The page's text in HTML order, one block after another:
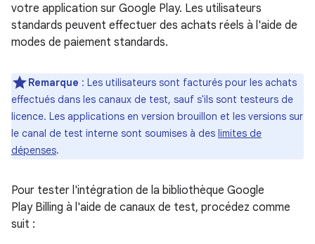
votre application sur Google Play. Les utilisateurs
standards peuvent effectuer des achats réels à l'aide de
modes de paiement standards.
Remarque : Les utilisateurs sont facturés pour les achats
effectués dans les canaux de test, sauf s'ils sont testeurs de
licence. Les applications en version brouillon et les versions sur
le canal de test interne sont soumises à des limites de
dépenses.
Pour tester l'intégration de la bibliothèque Google
Play Billing à l'aide de canaux de test, procédez comme
suit :